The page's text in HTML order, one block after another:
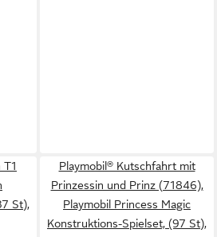
T1
St),
Playmobil® Kutschfahrt mit
Prinzessin und Prinz (71846),
Playmobil Princess Magic
Konstruktions-Spielset, (97 St),